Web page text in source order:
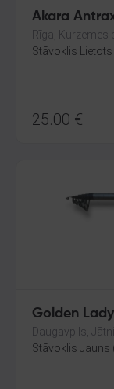
Rīga, Kurzemes
Stāvoklis
25.00 €
Golden
Daugavpils,
Stāvoklis Jauns